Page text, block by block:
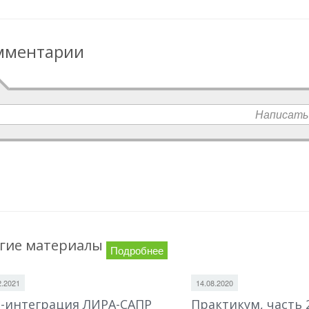
Написать
материалы Подробнее
интеграция ЛИРА-САПР
14.08.2020
Практикум, часть